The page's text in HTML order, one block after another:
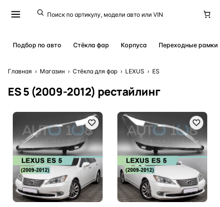
Подбор по авто Стёкла фар Корпуса Переходные рамки
Главная › Магазин › Стёкла для фар › LEXUS › ES
ES 5 (2009-2012) рестайлинг